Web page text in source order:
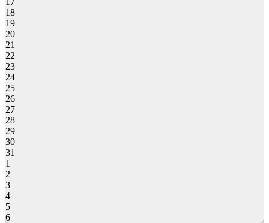
18
19
20
21
22
23
24
25
26
27
28
29
30
31
1
2
3
4
5
6